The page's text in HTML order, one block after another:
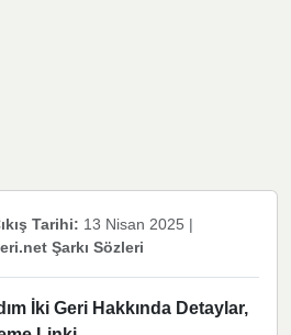
Tarihi: 13 Nisan 2025 |
Şarkı Sözleri
İki Geri Hakkında Detaylar,